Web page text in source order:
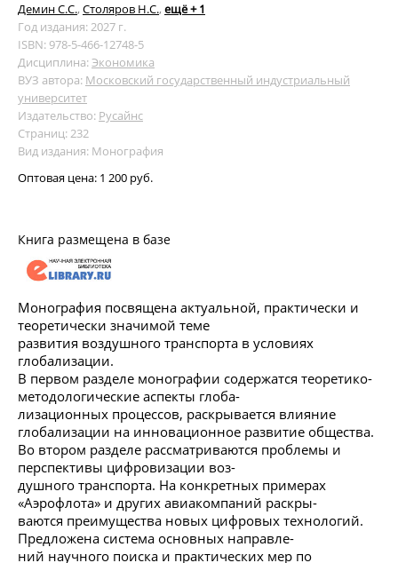
Демин С.С., Столяров Н.С., ещё + 1
Год издания: 2027 г.
ISBN: 978-5-466-12748-5
Дисциплина:Экономика
ВУЗ автора: Московский государственный индустриальный
университет
Издательство: Русайнс
Страниц: 232
Вид издания: Монография
Оптовая цена: 1 200 руб.
Книга размещена в базе
Монография посвящена актуальной, практически и
теоретически значимой теме
развития воздушного транспорта в условиях
глобализации.
В первом разделе монографии содержатся теоретико-
методологические аспекты глоба-
лизационных процессов, раскрывается влияние
глобализации на инновационное развитие общества.
Во втором разделе рассматриваются проблемы и
перспективы цифровизации воз-
душного транспорта. На конкретных примерах
«Аэрофлота» и других авиакомпаний раскры-
ваются преимущества новых цифровых технологий.
Предложена система основных направле-
ний научного поиска и практических мер по